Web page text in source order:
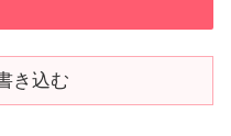
き込む